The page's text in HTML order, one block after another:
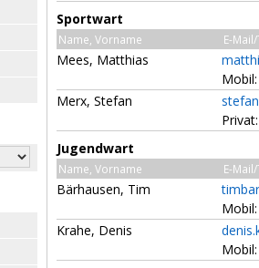
Sportwart
Name, Vorname E-
Mees, Matthias
Merx, Stefan
Jugendwart
Name, Vorname E-
Bärhausen, Tim
Krahe, Denis